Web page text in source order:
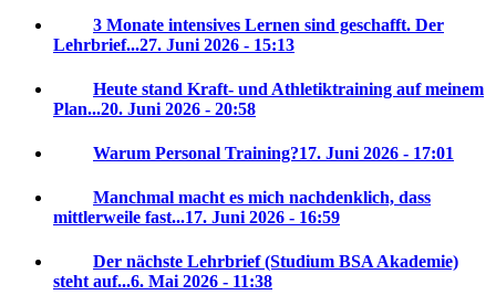
3 Monate intensives Lernen sind geschafft. Der
Lehrbrief...27. Juni 2026 - 15:13
Heute stand Kraft- und Athletiktraining auf meinem
Plan...20. Juni 2026 - 20:58
Warum Personal Training?17. Juni 2026 - 17:01
Manchmal macht es mich nachdenklich, dass
mittlerweile fast...17. Juni 2026 - 16:59
Der nächste Lehrbrief (Studium BSA Akademie)
steht auf...6. Mai 2026 - 11:38